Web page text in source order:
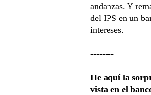
andanzas. Y
del IPS en un
intereses.
--------
He aquí la
vista en el